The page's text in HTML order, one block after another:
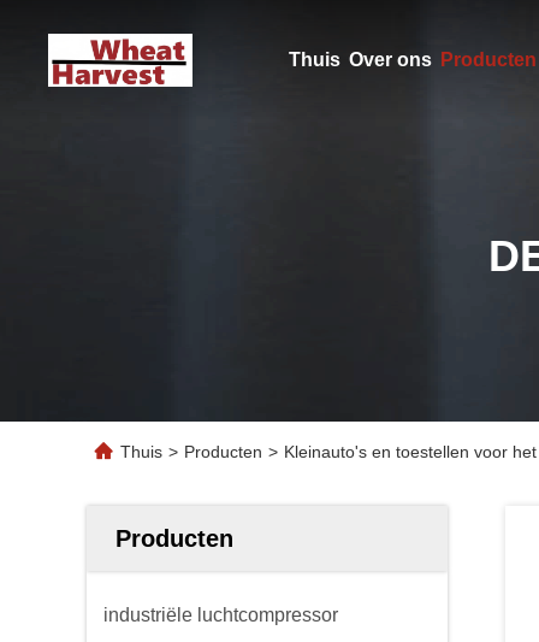
Thuis Over ons Producten
Thuis > Producten > Kleinauto's en toestellen voor
Producten
industriële luchtcompressor